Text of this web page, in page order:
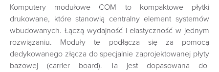
Komputery modułowe COM to kompaktowe płytki
drukowane, które stanowią centralny element systemów
wbudowanych. Łączą wydajność i elastyczność w jednym
rozwiązaniu. Moduły te podłącza się za pomocą
dedykowanego złącza do specjalnie zaprojektowanej płyty
bazowej (carrier board). Ta jest dopasowana do